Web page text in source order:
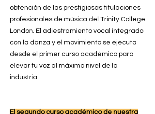
obtención de las prestigiosas titulaciones
profesionales de música del Trinity College
London. El adiestramiento vocal integrado
con la danza y el movimiento se ejecuta
desde el primer curso académico para
elevar tu voz al máximo nivel de la
industria.
El segundo curso académico de nuestra